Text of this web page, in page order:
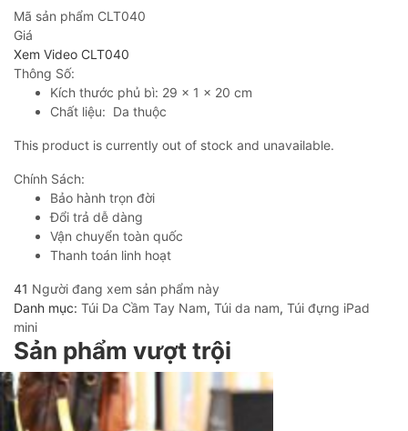
Mã sản phẩm CLT040
Giá
Xem Video CLT040
Thông Số:
Kích thước phủ bì: 29 x 1 x 20 cm
Chất liệu: Da thuộc
This product is currently out of stock and unavailable.
Chính Sách:
Bảo hành trọn đời
Đổi trả dễ dàng
Vận chuyển toàn quốc
Thanh toán linh hoạt
41 Người đang xem sản phẩm này
Danh mục: Túi Da Cầm Tay Nam, Túi da nam, Túi đựng iPad
mini
Sản phẩm vượt trội